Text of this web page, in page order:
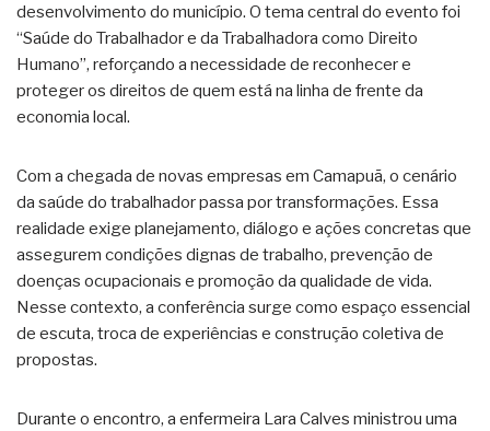
desenvolvimento do município. O tema central do evento foi
“Saúde do Trabalhador e da Trabalhadora como Direito
Humano”, reforçando a necessidade de reconhecer e
proteger os direitos de quem está na linha de frente da
economia local.
Com a chegada de novas empresas em Camapuã, o cenário
da saúde do trabalhador passa por transformações. Essa
realidade exige planejamento, diálogo e ações concretas que
assegurem condições dignas de trabalho, prevenção de
doenças ocupacionais e promoção da qualidade de vida.
Nesse contexto, a conferência surge como espaço essencial
de escuta, troca de experiências e construção coletiva de
propostas.
Durante o encontro, a enfermeira Lara Calves ministrou uma